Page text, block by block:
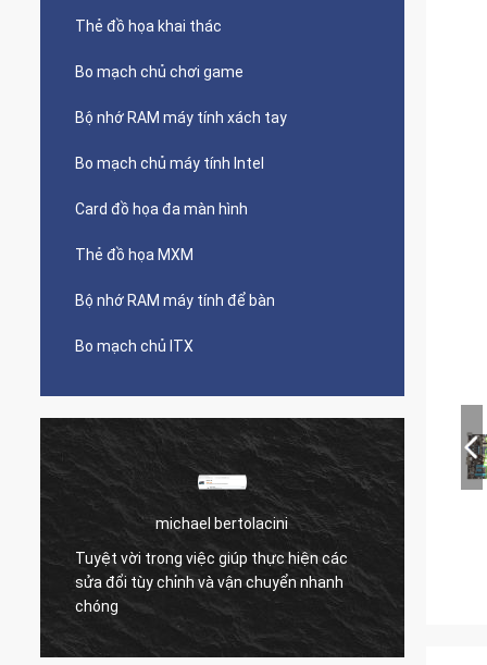
Thẻ đồ họa khai thác
Bo mạch chủ chơi game
Bộ nhớ RAM máy tính xách tay
Bo mạch chủ máy tính Intel
Card đồ họa đa màn hình
Thẻ đồ họa MXM
Bộ nhớ RAM máy tính để bàn
Bo mạch chủ ITX
michael bertolacini
Tuyệt vời trong việc giúp thực hiện các
sửa đổi tùy chỉnh và vận chuyển nhanh
chóng